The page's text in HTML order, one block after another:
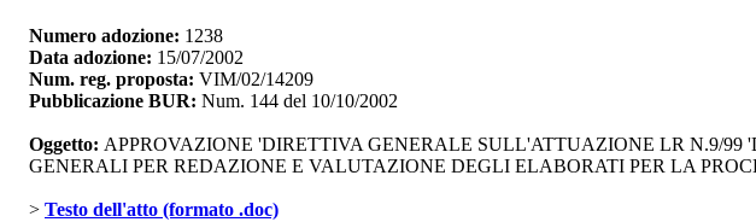
Numero adozione: 1238
Data adozione: 15/07/2002
Num. reg. proposta: VIM/02/14209
Pubblicazione BUR: Num. 144 del 10/10/2002
Oggetto: APPROVAZIONE 'DIRETTIVA GENERALE SULL'ATTUAZIONE LR N.9/
GENERALI PER REDAZIONE E VALUTAZIONE DEGLI ELABORATI PER LA
> Testo dell'atto (formato .doc)